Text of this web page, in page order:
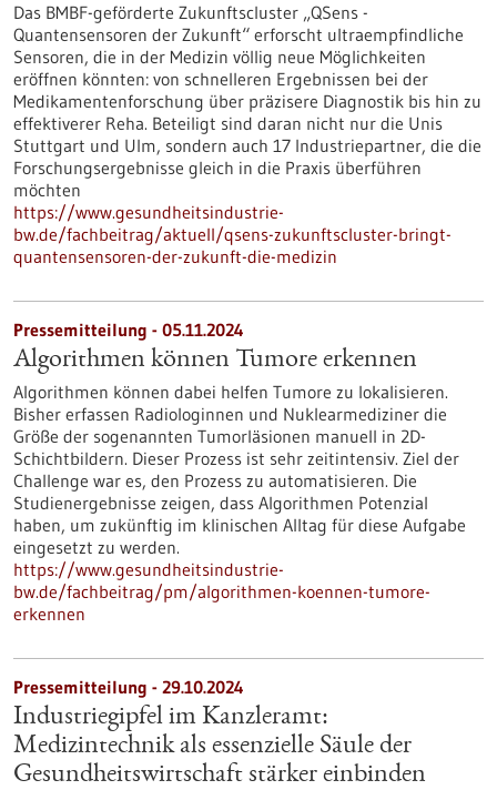
Das BMBF-geförderte Zukunftscluster „QSens -
Quantensensoren der Zukunft“ erforscht ultraempfindliche
Sensoren, die in der Medizin völlig neue Möglichkeiten
eröffnen könnten: von schnelleren Ergebnissen bei der
Medikamentenforschung über präzisere Diagnostik bis hin zu
effektiverer Reha. Beteiligt sind daran nicht nur die Unis
Stuttgart und Ulm, sondern auch 17 Industriepartner, die die
Forschungsergebnisse gleich in die Praxis überführen
möchten
https://www.gesundheitsindustrie-
bw.de/fachbeitrag/aktuell/qsens-zukunftscluster-bringt-
quantensensoren-der-zukunft-die-medizin
Pressemitteilung - 05.11.2024
Algorithmen können Tumore erkennen
Algorithmen können dabei helfen Tumore zu lokalisieren.
Bisher erfassen Radiologinnen und Nuklearmediziner die
Größe der sogenannten Tumorläsionen manuell in 2D-
Schichtbildern. Dieser Prozess ist sehr zeitintensiv. Ziel der
Challenge war es, den Prozess zu automatisieren. Die
Studienergebnisse zeigen, dass Algorithmen Potenzial
haben, um zukünftig im klinischen Alltag für diese Aufgabe
eingesetzt zu werden.
https://www.gesundheitsindustrie-
bw.de/fachbeitrag/pm/algorithmen-koennen-tumore-
erkennen
Pressemitteilung - 29.10.2024
Industriegipfel im Kanzleramt:
Medizintechnik als essenzielle Säule der
Gesundheitswirtschaft stärker einbinden